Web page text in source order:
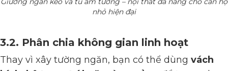
nhỏ hiện đại
3.2. Phân chia không gian linh hoạt
Thay vì xây tường ngăn, bạn có thể dùng vách